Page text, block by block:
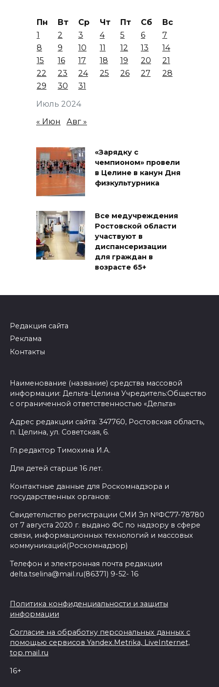
Июль 2024
Пн Вт Ср Чт Пт Сб
Вс
1
2 3 4 5 6
7
8
9 10 11 12 13
14
15
16 17 18 19 20
21
22
23 24 25 26 27
28
29
30 31
« Июн Авг »
«Зарядку с
чемпионом» провели
в Целине в канун Дня
физкультурника
Все медучреждения
Ростовской области
участвуют в
диспансеризации
для граждан в
возрасте 65+
Редакция сайта
Реклама
Контакты
Наименование (название) средства массовой
информации: Дельта-Целина Учредитель:Общество
с ограниченной ответственностью «Дельта»
Адрес редакции сайта: 347760, Ростовская область,
п. Целина, ул. Советская, 6.
Гл.редактор Тимохина И.А.
Для детей старше 16 лет.
Контактные данные для Роскомнадзора и
государственных органов:
Свидетельство регистрации СМИ Эл №ФС77-78780
от 7 августа 2020 г. выдано ФС по надзору в сфере
связи, информационных технологий и массовых
коммуникаций(Роскомнадзор)
Телефон и электронная почта редакции
delta.tselina@mail.ru(86371) 9-52- 16
Политика конфиденциальности и защиты
информации
Согласие на обработку персональных данных с
помощью сервисов Yandex.Metrika, LiveInternet,
top.mail.ru
16+